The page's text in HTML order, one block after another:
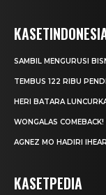
SAMBIL MENGURUSI
TEMBUS 122 RIBU
HERI BATARA
WONGALAS
AGNEZ MO HADIRI
KASETPEDIA